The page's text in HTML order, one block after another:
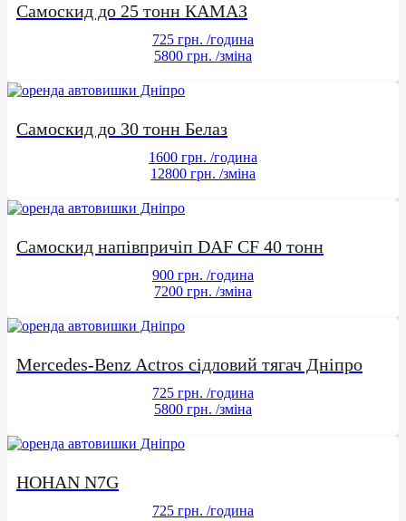
Самоскид до 25 тонн КАМАЗ
725 грн. /година
5800 грн. /зміна
Самоскид до 30 тонн Белаз
1600 грн. /година
12800 грн. /зміна
Самоскид напівпричіп DAF CF 40 тонн
900 грн. /година
7200 грн. /зміна
Mercedes-Benz Actros сідловий тягач Дніпро
725 грн. /година
5800 грн. /зміна
HOHAN N7G
725 грн. /година